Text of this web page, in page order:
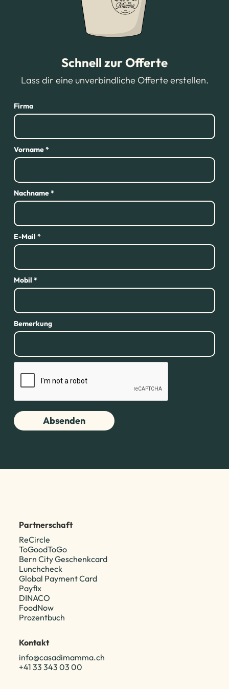
Schnell zur Offerte
Lass dir eine unverbindliche Offerte erstellen.
Firma
Vorname *
Nachname *
E-Mail *
Mobil *
Bemerkung
Partnerschaft
ReCircle
ToGoodToGo
Bern City Geschenkcard
Lunchcheck
Global Payment Card
Payfix
DINACO
FoodNow
Prozentbuch
Kontakt
info@casadimamma.ch
+41 33 343 03 00